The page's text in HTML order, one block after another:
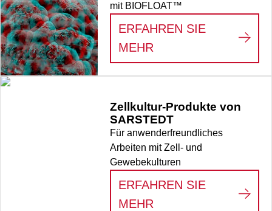
mit BIOFLOAT™
ERFAHREN SIE
MEHR
3D-
Zellkultur-Produkte von
SARSTEDT
Für anwenderfreundliches
Arbeiten mit Zell- und
Gewebekulturen
ERFAHREN SIE
MEHR
ZELLKULTUR-